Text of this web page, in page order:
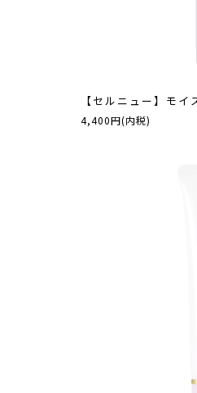
【セルニュー】モ
4,400円(内税)